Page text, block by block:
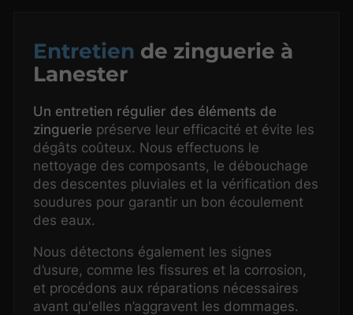
Entretien de zinguerie à
Lanester
Un entretien régulier des éléments de
zinguerie préserve leur efficacité et évite les
dégâts coûteux. Nous effectuons le
nettoyage des composants, le débouchage
des descentes pluviales et la vérification des
soudures pour garantir un bon écoulement
des eaux.
Nous détectons également les signes
d’usure, comme les fissures et la corrosion,
et procédons aux réparations nécessaires
avant qu'elles n’aggravent les dommages.